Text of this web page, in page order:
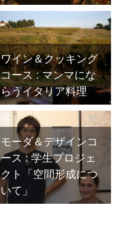
ワイン＆クッキング
コース : マンマにな
らうイタリア料理
モーダ＆デザインコ
ース : 学生プロジェ
クト「空間形成につ
いて」